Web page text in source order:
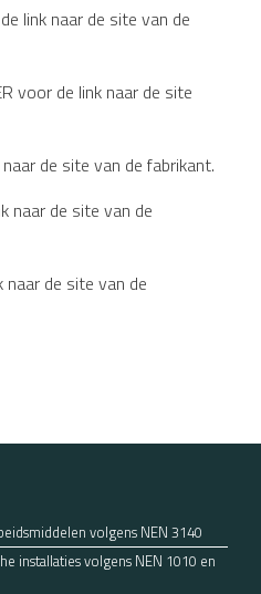
link naar de site van de
voor de link naar de site
de site van de fabrikant.
naar de site van de
naar de site van de
volgens NEN 3140
installaties volgens NEN 1010 en